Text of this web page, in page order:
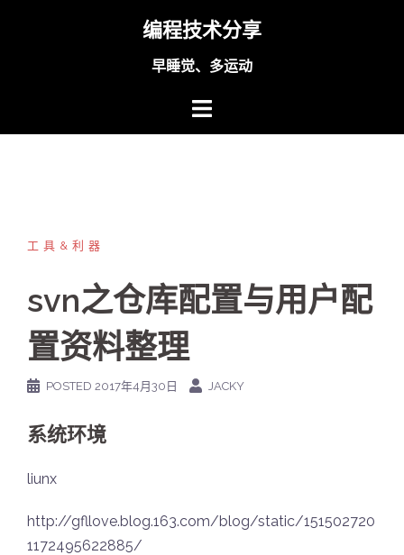
编程技术分享
早睡觉、多运动
工具&利器
svn之仓库配置与用户配
置资料整理
POSTED 2017年4月30日 JACKY
系统环境
liunx
http://gfllove.blog.163.com/blog/static/151502720
1172495622885/